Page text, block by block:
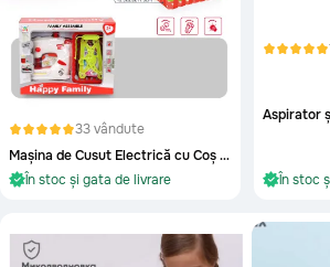
33 vândute
Mașina de Cusut Electrică cu Coș de Rufe
În stoc și gata de livrare
În stoc